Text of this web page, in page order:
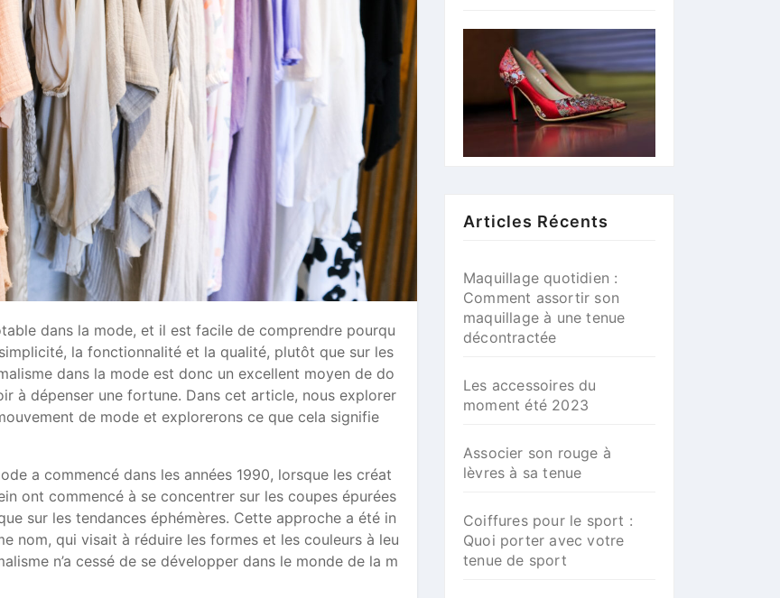
dans la mode, et il est facile de comprendre pourqu
la fonctionnalité et la qualité, plutôt que sur les
dans la mode est donc un excellent moyen de do
à dépenser une fortune. Dans cet article, nous explorer
de mode et explorerons ce que cela signifie
a commencé dans les années 1990, lorsque les créat
ont commencé à se concentrer sur les coupes épurées
sur les tendances éphémères. Cette approche a été in
nom, qui visait à réduire les formes et les couleurs à leu
n’a cessé de se développer dans le monde de la m
Articles Récents
Maquillage quotidien :
Comment assortir son
maquillage à une tenue
décontractée
Les accessoires du
moment été 2023
Associer son rouge à
lèvres à sa tenue
Coiffures pour le sport :
Quoi porter avec votre
tenue de sport